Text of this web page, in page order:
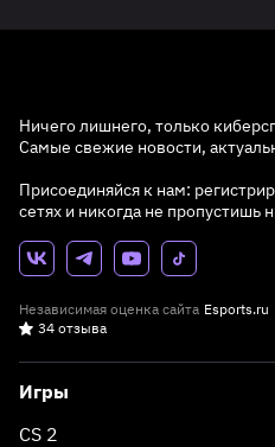
Ничего лишнего, только
Самые свежие новости,
Присоединяйся к нам:
сетях и никогда не пропустишь
Независимая оценка сайта Esports.ru
34 отзыва
Игры
CS 2